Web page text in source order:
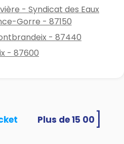
- Syndicat des Eaux
Gorre - 87150
- 87440
- 87600